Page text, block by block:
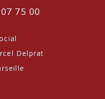
75 00
Delprat